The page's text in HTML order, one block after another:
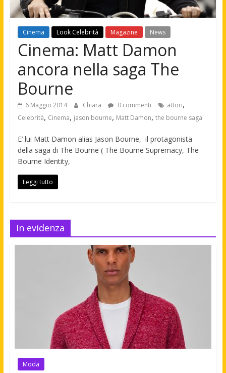
Cinema Look Celebrità Magazine News
Cinema: Matt Damon
ancora nella saga The
Bourne
6 Maggio 2014 Chiara 0 commenti attori,
Celebrità, Cinema, jason bourne, Matt Damon, the bourne saga
E’ lui Matt Damon alias Jason Bourne, il protagonista
della saga di The Bourne ( The Bourne Supremacy, The
Bourne Identity,
Leggi tutto
In evidenza
Moda